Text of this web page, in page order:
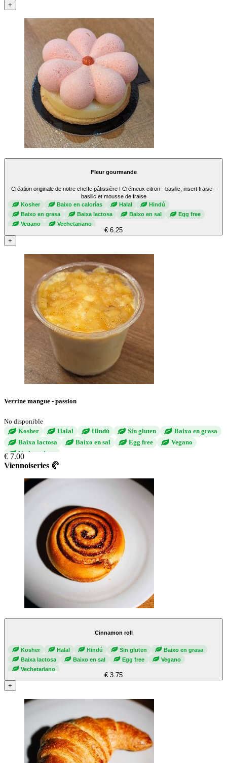
+
Fleur gourmande
Création originale de notre cheffe pâtissière ! Crémeux citron - basilic, insert fraise -
basilic et mousse de fraise
Kosher
Baixo en calorías Halal
Hindú
Baixo en grasa
Baixa lactosa Baixo en sal
Egg free
Vegano
Vechetariano
€ 6.25
+
Verrine mangue - passion
No disponible
Kosher
Halal Hindú Sin gluten
Baixo en grasa
Baixa lactosa
Baixo en sal Egg free
Vegano
Vechetariano
€ 7.00
Viennoiseries 🥐
Cinnamon roll
Kosher Halal Hindú Sin gluten
Baixo en grasa
Baixa lactosa
Baixo en sal Egg free
Vegano
Vechetariano
€ 3.75
+